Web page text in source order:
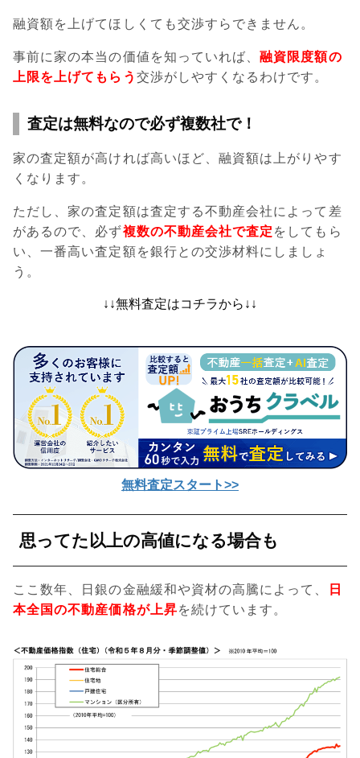
融資額を上げてほしくても交渉すらできません。
事前に家の本当の価値を知っていれば、融資限度額の
上限を上げてもらう 交渉がしやすくなるわけです。
査定は無料なので必ず複数社で！
家の査定額が高ければ高いほど、融資額は上がりやす
くなります。
ただし、家の査定額は査定する不動産会社によって差
があるので、必ず複数の不動産会社で査定 をしてもら
い、一番高い査定額を銀行との交渉材料にしましょ
う。
↓↓無料査定はコチラから↓↓
無料査定スタート>>
思ってた以上の高値になる場合も
ここ数年、日銀の金融緩和や資材の高騰によって、
日
本全国の不動産価格が上昇を続けています。